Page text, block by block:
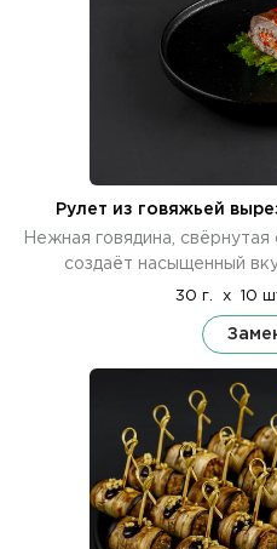
Рулет из говяжьей
Нежная говядина,
создаёт насыщенный
30 г. x 10